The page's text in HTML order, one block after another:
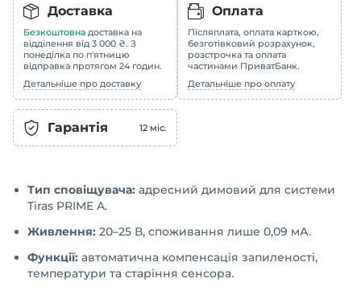
Доставка
Безкоштовна доставка на
відділення від 3 000 ₴. З
понеділка по п'ятницю
відправка протягом 24 годин.
Детальніше про доставку
Оплата
Післяплата, оплата карткою,
безготівковий розрахунок,
розстрочка та оплата
частинами ПриватБанк.
Детальніше про оплату
Гарантія 12 міс.
Тип сповіщувача: адресний димовий для системи
Tiras PRIME A.
Живлення: 20–25 В, споживання лише 0,09 мА.
Функції: автоматична компенсація запиленості,
температури та старіння сенсора.